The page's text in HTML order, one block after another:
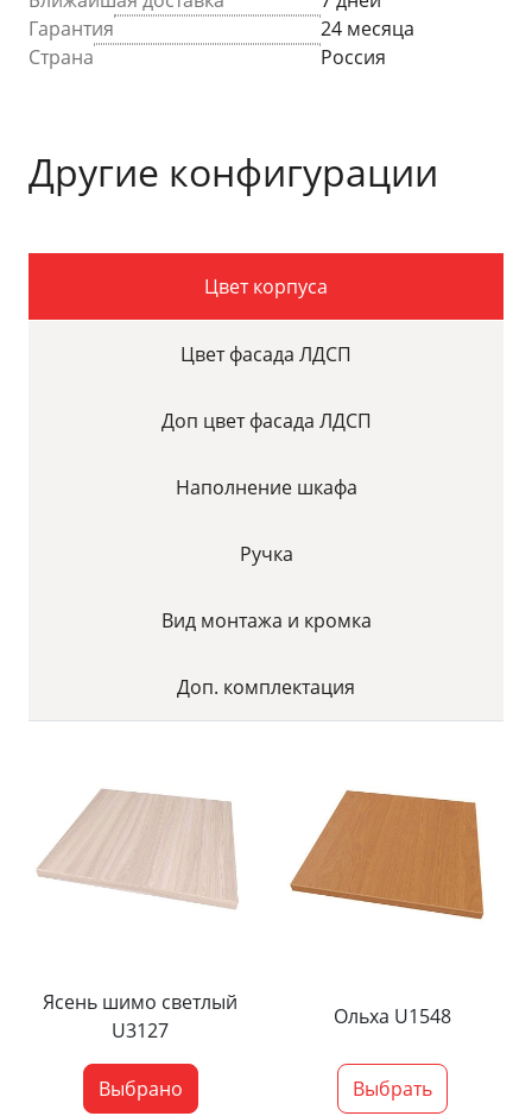
Гарантия
24 месяца
Страна
Россия
Другие конфигурации
Цвет корпуса
Цвет фасада ЛДСП
Доп цвет фасада ЛДСП
Наполнение шкафа
Ручка
Вид монтажа и кромка
Доп. комплектация
Ясень шимо светлый
U3127
Выбрано
Ольха U1548
Выбрать